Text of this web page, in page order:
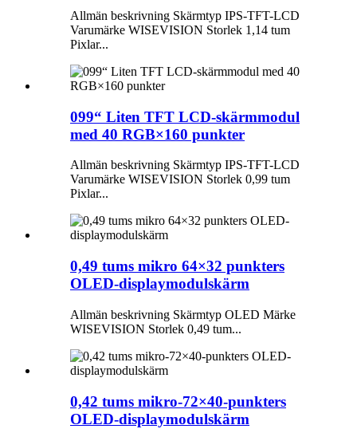
Allmän beskrivning Skärmtyp IPS-TFT-LCD
Varumärke WISEVISION Storlek 1,14 tum
Pixlar...
099“ Liten TFT LCD-skärmmodul
med 40 RGB×160 punkter
Allmän beskrivning Skärmtyp IPS-TFT-LCD
Varumärke WISEVISION Storlek 0,99 tum
Pixlar...
0,49 tums mikro 64×32 punkters
OLED-displaymodulskärm
Allmän beskrivning Skärmtyp OLED Märke
WISEVISION Storlek 0,49 tum...
0,42 tums mikro-72×40-punkters
OLED-displaymodulskärm